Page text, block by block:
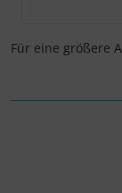
Für eine größere
Schaltwerke
Elite